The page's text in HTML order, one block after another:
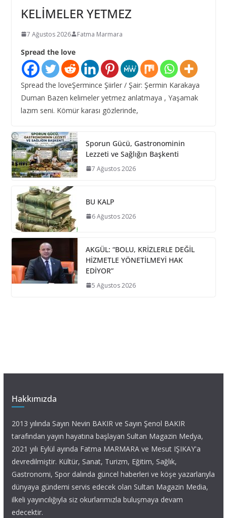
KELİMELER YETMEZ
7 Ağustos 2026 Fatma Marmara
Spread the love
Spread the loveŞermince Şiirler / Şair: Şermin Karakaya
Duman Bazen kelimeler yetmez anlatmaya , Yaşamak
lazım seni. Kömür karası gözlerinde,
Sporun Gücü, Gastronominin
Lezzeti ve Sağlığın Başkenti
7 Ağustos 2026
BU KALP
6 Ağustos 2026
AKGÜL: “BOLU, KRİZLERLE DEĞİL
HİZMETLE YÖNETİLMEYİ HAK
EDİYOR”
5 Ağustos 2026
Hakkımızda
2013 yılında Sayın Nevin BAKIR ve Sayın Şenol BAKIR
tarafından yayın hayatına başlayan Sultan Magazin Medya,
2021 yılı Eylül ayında Fatma MARMARA ve Mesut IŞIKAY'a
devredilmiştir. Kültür, Sanat, Turizm, Eğitim, Sağlık,
Gastronomi, Spor dalında güncel haberleri ve köşe yazarlarıyla
dünyaya gündemi servis edecek olan Sultan Magazin Media,
ilkeli yayıncılığıyla siz okurlarımızla buluşmaya devam
edecektir.